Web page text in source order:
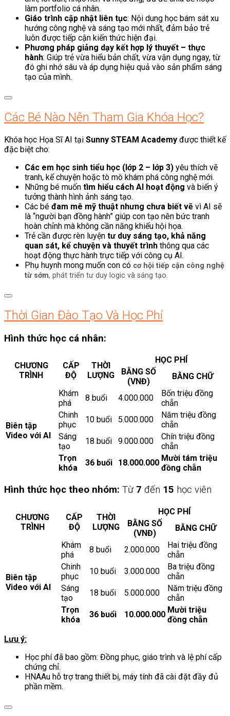
làm portfolio cá nhân.
Giáo trình cập nhật liên tục: Nội dung học bám sát xu
hướng công nghệ và sáng tạo mới nhất, đảm bảo trẻ
luôn được tiếp cận kiến thức hiện đại.
Phương pháp giảng dạy kết hợp lý thuyết – thực
hành: Giúp trẻ vừa hiểu bản chất, vừa vận dụng ngay, từ
đó ghi nhớ sâu và áp dụng hiệu quả vào sản phẩm sáng
tạo của mình.
Các Bé Nào Nên Tham Gia Khóa Học?
Khóa học Họa Sĩ AI tại Sunny STEAM Academy được thiết kế
đặc biệt cho:
Các em học sinh tiểu học (lớp 2 – lớp 3) yêu thích vẽ
tranh, kể chuyện hoặc tò mò khám phá công nghệ mới.
Những bé muốn tìm hiểu cách AI hoạt động và biến ý
tưởng thành hình ảnh sáng tạo.
Các bé đam mê mỹ thuật nhưng chưa biết vẽ vì AI sẽ
là “người bạn đồng hành” giúp con tạo nên bức tranh
hoàn chỉnh mà không cần năng khiếu hội họa.
Trẻ cần được rèn luyện tư duy sáng tạo, khả năng
quan sát, kể chuyện và thuyết trình thông qua các
hoạt động thực hành trực tiếp với công cụ AI.
Phụ huynh mong muốn con có cơ hội tiếp cận công nghệ
từ sớm, phát triển tư duy logic và sáng tạo.
Thời Gian Đào Tạo Và Học Phí
Hình thức học cá nhân:
CHƯƠNG
TRÌNH
CẤP
ĐỘ
THỜI
LƯỢNG
HỌC PHÍ
BẰNG SỐ
(VNĐ)
BẰNG CHỮ
Biên tập
Video với AI
Khám
phá
8 buổi 4.000.000
Bốn triệu đồng
chẵn
Chinh
phục
10 buổi 5.000.000
Năm triệu đồng
chẵn
Sáng
tạo
18 buổi 9.000.000
Chín triệu đồng
chẵn
Trọn
khóa
36 buổi 18.000.000 Mười tám triệu
đồng chẵn
Hình thức học theo nhóm: Từ 7 đến 15 học viên
CHƯƠNG
TRÌNH
CẤP
ĐỘ
THỜI
LƯỢNG
HỌC PHÍ
BẰNG SỐ
(VNĐ)
BẰNG CHỮ
Biên tập
Video với AI
Khám
phá
8 buổi 2.000.000
Hai triệu đồng
chẵn
Chinh
phục
10 buổi 3.000.000
Ba triệu đồng
chẵn
Sáng
tạo
18 buổi 5.000.000
Năm triệu đồng
chẵn
Trọn
khóa
36 buổi 10.000.000 Mười triệu
đồng chẵn
Lưu ý:
Học phí đã bao gồm: Đồng phục, giáo trình và lệ phí cấp
chứng chỉ.
HNAAu hỗ trợ trang thiết bị, máy tính đã cài đặt đầy đủ
phần mềm.